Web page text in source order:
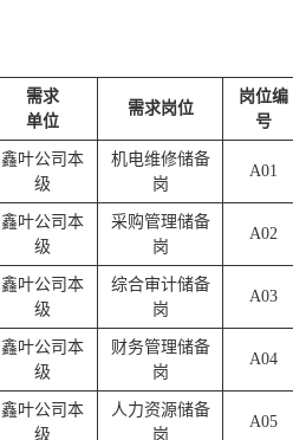
需求
单位
需求岗位
岗位编
号
鑫叶公司本
级
机电维修储备
岗
A01
鑫叶公司本
级
采购管理储备
岗
A02
鑫叶公司本
级
综合审计储备
岗
A03
鑫叶公司本
级
财务管理储备
岗
A04
鑫叶公司本
级
人力资源储备
岗
A05